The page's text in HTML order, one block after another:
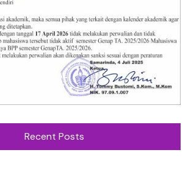
Recent Posts